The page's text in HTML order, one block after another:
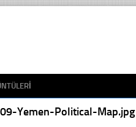
Yemen-Political-Map.jpg